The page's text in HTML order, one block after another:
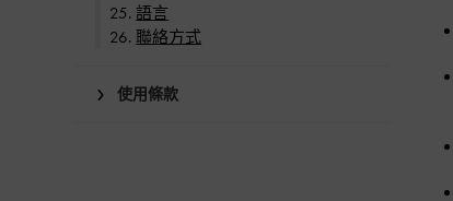
語言
聯絡方式
使用條款